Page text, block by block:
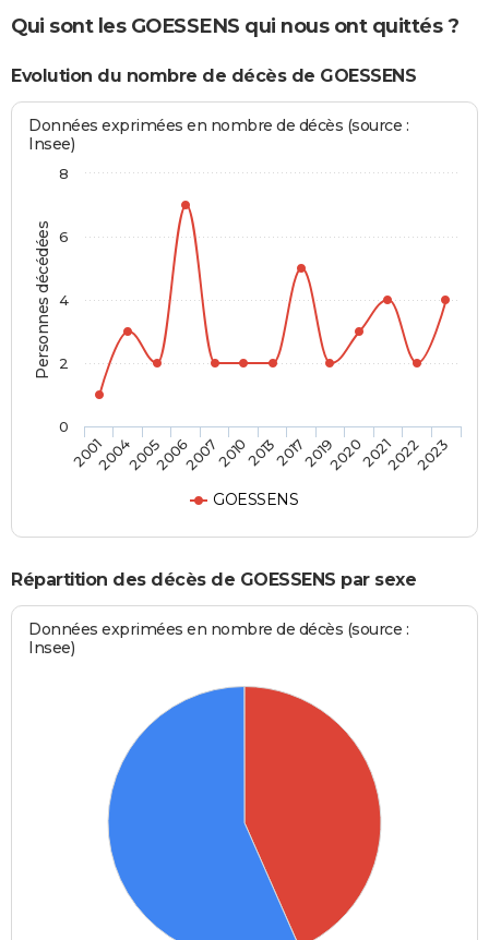
Qui sont les GOESSENS qui nous ont quittés ?
Evolution du nombre de décès de GOESSENS
Personnes décédées
Données exprimées en nombre de décès (source :
Insee)
GOESSENS
2001200420052006200720102013201720192020202120222023
0
2
4
6
8
Répartition des décès de GOESSENS par sexe
Données exprimées en nombre de décès (source :
Insee)